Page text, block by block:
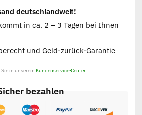
deutschlandweit!
in ca. 2 – 3 Tagen bei Ihnen
und Geld-zurück-Garantie
in unserem Kundenservice-Center
bezahlen